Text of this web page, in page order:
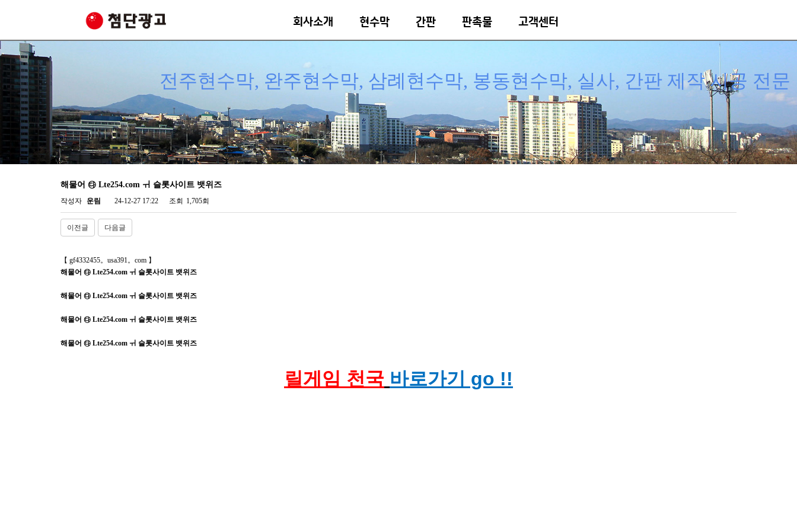
회사소개 현수막 간판 판촉물 고객센터
전주현수막, 완주현수막, 삼례현수막, 봉동현수막, 실사, 간판 제작 시공 전문
해물어 ㉰ Lte254.com ㅟ 슬롯사이트 뱃위즈
작성자 운림 24-12-27 17:22 조회 1,705회
이전글 다음글
【 gf4332455。usa391。com 】
해물어 ㉰ Lte254.com ㅟ 슬롯사이트 뱃위즈
해물어 ㉰ Lte254.com ㅟ 슬롯사이트 뱃위즈
해물어 ㉰ Lte254.com ㅟ 슬롯사이트 뱃위즈
해물어 ㉰ Lte254.com ㅟ 슬롯사이트 뱃위즈
릴게임 천국 바로가기 go !!